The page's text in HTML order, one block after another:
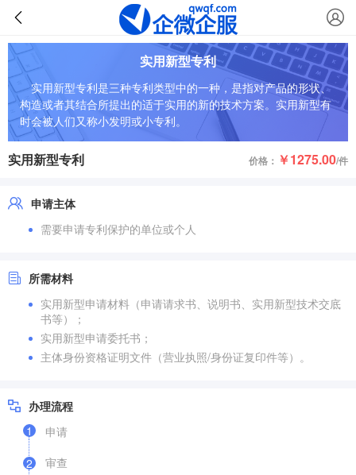
实用新型专利
实用新型专利是三种专利类型中的一种，是指对产品的形状、
构造或者其结合所提出的适于实用的新的技术方案。实用新型有
时会被人们又称小发明或小专利。
实用新型专利 价格： ￥1275.00/件
申请主体
需要申请专利保护的单位或个人
所需材料
实用新型申请材料（申请请求书、说明书、实用新型技术交底
书等）；
实用新型申请委托书；
主体身份资格证明文件（营业执照/身份证复印件等）。
办理流程
1
申请
2
审查